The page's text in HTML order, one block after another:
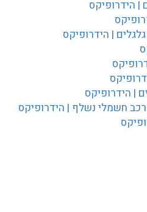
| הידרופיקס
| הידרופיקס
| הידרופיקס
חשמלי נשלף | הידרופיקס